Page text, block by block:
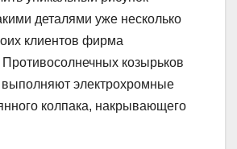
деталями уже несколько
клиентов фирма
козырьков
выполняют электрохромные
колпака, накрывающего